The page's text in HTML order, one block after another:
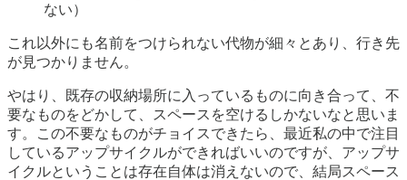
ない）
これ以外にも名前をつけられない代物が細々とあり、行き先
が見つかりません。
やはり、既存の収納場所に入っているものに向き合って、不
要なものをどかして、スペースを空けるしかないなと思いま
す。この不要なものがチョイスできたら、最近私の中で注目
しているアップサイクルができればいいのですが、アップサ
イクルということは存在自体は消えないので、結局スペース